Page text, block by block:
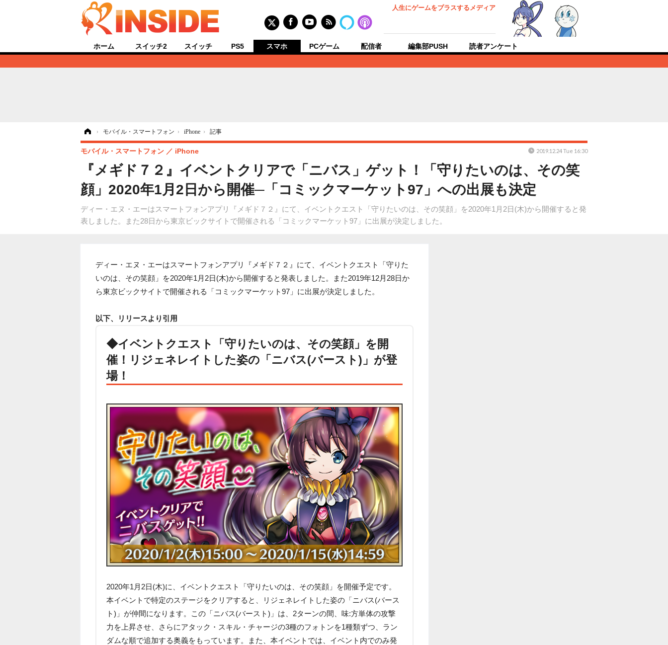
人生にゲームをプラスするメディア
ホーム スイッチ2 スイッチ PS5 スマホ PCゲーム 配信者 編集部PUSH 読者アンケート
› モバイル・スマートフォン › iPhone › 記事
『メギド７２』イベントクリアで「ニバス」ゲット！「守りたいのは、その笑
顔」2020年1月2日から開催─「コミックマーケット97」への出展も決定
ディー・エヌ・エーはスマートフォンアプリ『メギド７２』にて、イベントクエスト「守りたいのは、その笑顔」を2020年1月2日(木)から開催すると発
表しました。また28日から東京ビックサイトで開催される「コミックマーケット97」に出展が決定しました。
モバイル・スマートフォン iPhone 2019.12.24 Tue 16:30
ディー・エヌ・エーはスマートフォンアプリ『メギド７２』にて、イベントクエスト「守りた
いのは、その笑顔」を2020年1月2日(木)から開催すると発表しました。また2019年12月28日か
ら東京ビックサイトで開催される「コミックマーケット97」に出展が決定しました。
以下、リリースより引用
◆イベントクエスト「守りたいのは、その笑顔」を開
催！リジェネレイトした姿の「ニバス(バースト)」が登
場！
2020年1月2日(木)に、イベントクエスト「守りたいのは、その笑顔」を開催予定です。
本イベントで特定のステージをクリアすると、リジェネレイトした姿の「ニバス(バース
ト)」が仲間になります。この「ニバス(バースト)」は、2ターンの間、味:方単体の攻撃
力を上昇させ、さらにアタック・スキル・チャージの3種のフォトンを1種類ずつ、ラン
ダムな順で追加する奥義をもっています。また、本イベントでは、イベント内でのみ発